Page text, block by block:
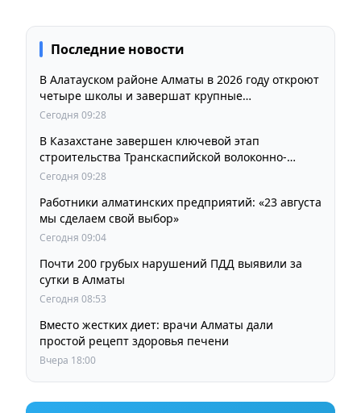
Последние новости
В Алатауском районе Алматы в 2026 году откроют
четыре школы и завершат крупные
инфраструктурные проекты
Сегодня 09:28
В Казахстане завершен ключевой этап
строительства Транскаспийской волоконно-
оптической линии связи
Сегодня 09:28
Работники алматинских предприятий: «23 августа
мы сделаем свой выбор»
Сегодня 09:04
Почти 200 грубых нарушений ПДД выявили за
сутки в Алматы
Сегодня 08:53
Вместо жестких диет: врачи Алматы дали
Вчера 18:00